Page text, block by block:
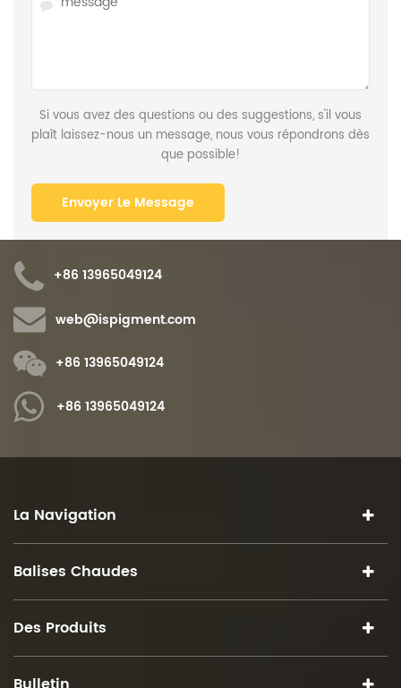
Si vous avez des questions ou des suggestions, s'il vous
plaît laissez-nous un message, nous vous répondrons dès
que possible!
+86 13965049124
web@ispigment.com
+86 13965049124
+86 13965049124
La Navigation
Balises Chaudes
Des Produits